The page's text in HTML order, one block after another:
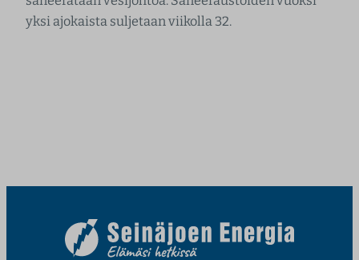
yksi ajokaista suljetaan viikolla 32.